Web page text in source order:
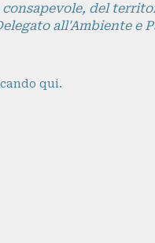
del
all'Ambiente
qui.